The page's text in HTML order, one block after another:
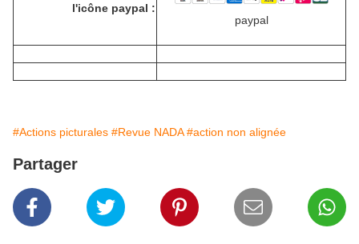
l'icône paypal :
paypal
#Actions picturales #Revue NADA #action non alignée
Partager